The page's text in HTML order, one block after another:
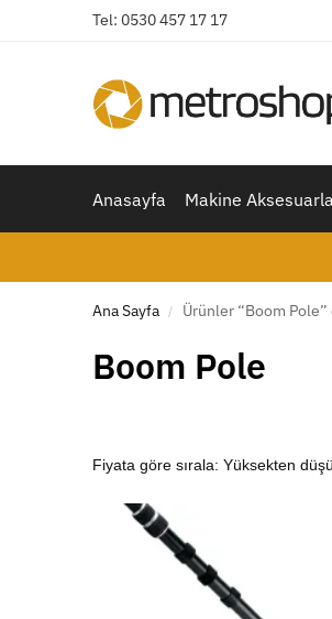
Tel: 0530 457 17 17
Anasayfa Makine
Ana Sayfa / Ürünler “Boom
Boom Pole